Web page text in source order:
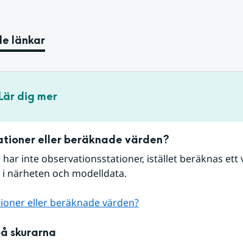
länkar
dig mer
eller beräknade värden?
inte observationsstationer, istället beräknas ett
närheten och modelldata.
eller beräknade värden?
skurarna